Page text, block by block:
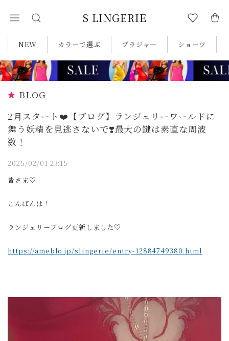
S LINGERIE
NEW カラーで選ぶ ブラジャー ショーツ
BLOG
2月スタート❤️【ブログ】ランジェリーワールドに
舞う妖精を見逃さないで❣️最大の鍵は素直な周波
数！
2025/02/01 23:15
皆さま♡
こんばんは！
ランジェリーブログ更新しました♡
https://ameblo.jp/slingerie/entry-12884749380.html